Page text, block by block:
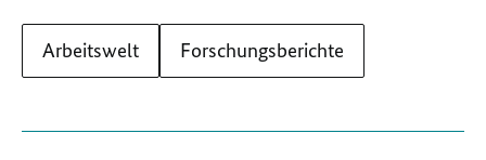
Arbeitswelt Forschungsberichte